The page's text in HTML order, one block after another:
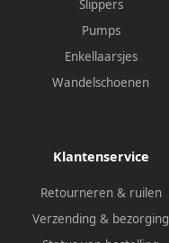
Slippers
Pumps
Enkellaarsjes
Wandelschoenen
Klantenservice
Retourneren & ruilen
Verzending & bezorging